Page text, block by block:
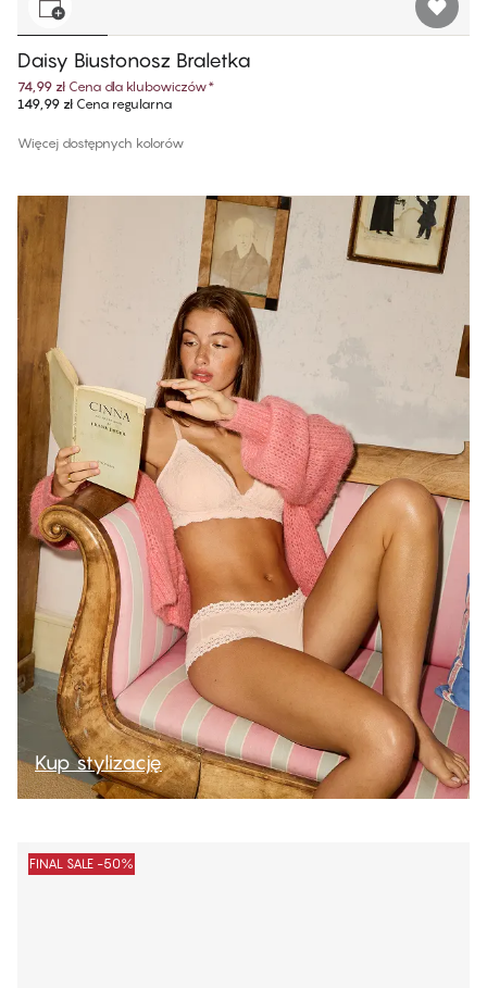
Daisy Biustonosz Braletka
74,99 zł Cena dla klubowiczów*
149,99 złCena regularna
Więcej dostępnych kolorów
FINAL SALE -50%
Kup stylizację